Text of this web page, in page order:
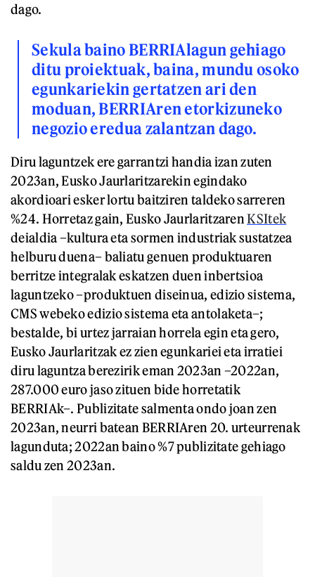
dago.
Sekula baino BERRIAlagun gehiago
ditu proiektuak, baina, mundu osoko
egunkariekin gertatzen ari den
moduan, BERRIAren etorkizuneko
negozio eredua zalantzan dago.
Diru laguntzek ere garrantzi handia izan zuten
2023an, Eusko Jaurlaritzarekin egindako
akordioari esker lortu baitziren taldeko sarreren
%24. Horretaz gain, Eusko JaurlaritzarenKSItek
deialdia –kultura eta sormen industriak sustatzea
helburu duena– baliatu genuen produktuaren
berritze integralak eskatzen duen inbertsioa
laguntzeko –produktuen diseinua, edizio sistema,
CMS webeko edizio sistema eta antolaketa–;
bestalde, bi urtez jarraian horrela egin eta gero,
Eusko Jaurlaritzak ez zien egunkariei eta irratiei
diru laguntza berezirik eman 2023an –2022an,
287.000 euro jaso zituen bide horretatik
BERRIAk–. Publizitate salmenta ondo joan zen
2023an, neurri batean BERRIAren 20. urteurrenak
lagunduta; 2022an baino %7 publizitate gehiago
saldu zen 2023an.